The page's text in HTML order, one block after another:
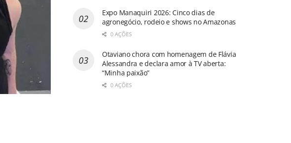
Expo Manaquiri 2026: Cinco dias de
agronegócio, rodeio e shows no Amazonas
0 AÇÕES
Otaviano chora com homenagem de Flávia
Alessandra e declara amor à TV aberta:
“Minha paixão”
0 AÇÕES